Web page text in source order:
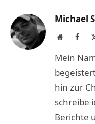
Michael
Website
Mein
hin zur
schreibe
Berichte